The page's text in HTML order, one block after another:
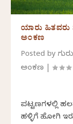
ಯಾರು ಹಿತವರು
ಅಂಕಣ
Posted by
ಅಂಕಣ |
ಪಟ್ಟಣಗಳಲ್ಲಿ
ಹಳ್ಳಿಗೆ ಹೋಗಿ